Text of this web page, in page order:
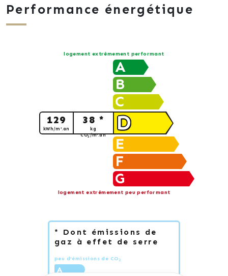
Performance énergétique
logement extrêmement performant
A
B
C
D
129
kWh/m².an
38 *
kg
CO2/m².an
E
F
G
logement extrêmement peu performant
* Dont émissions de
gaz à effet de serre
peu d'émissions de CO 2
A